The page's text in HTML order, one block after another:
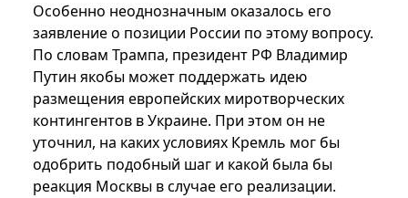
Особенно неоднозначным оказалось его
заявление о позиции России по этому вопросу.
По словам Трампа, президент РФ Владимир
Путин якобы может поддержать идею
размещения европейских миротворческих
контингентов в Украине. При этом он не
уточнил, на каких условиях Кремль мог бы
одобрить подобный шаг и какой была бы
реакция Москвы в случае его реализации.